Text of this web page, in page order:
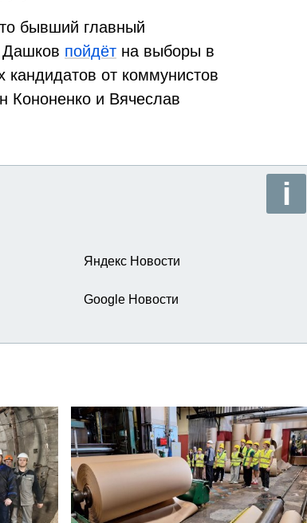
бывший главный
Дашков пойдёт на выборы в
от коммунистов
и Вячеслав
Яндекс Новости
Google Новости